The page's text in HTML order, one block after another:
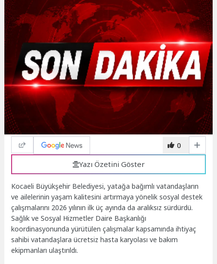
0
Yazı Özetini Göster
Kocaeli Büyükşehir Belediyesi, yatağa bağımlı vatandaşların
ve ailelerinin yaşam kalitesini artırmaya yönelik sosyal destek
çalışmalarını 2026 yılının ilk üç ayında da aralıksız sürdürdü.
Sağlık ve Sosyal Hizmetler Daire Başkanlığı
koordinasyonunda yürütülen çalışmalar kapsamında ihtiyaç
sahibi vatandaşlara ücretsiz hasta karyolası ve bakım
ekipmanları ulaştırıldı.